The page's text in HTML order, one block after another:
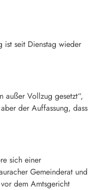
ist seit Dienstag wieder
außer Vollzug gesetzt“,
der Auffassung, dass
sich einer
Gemeinderat und
dem Amtsgericht